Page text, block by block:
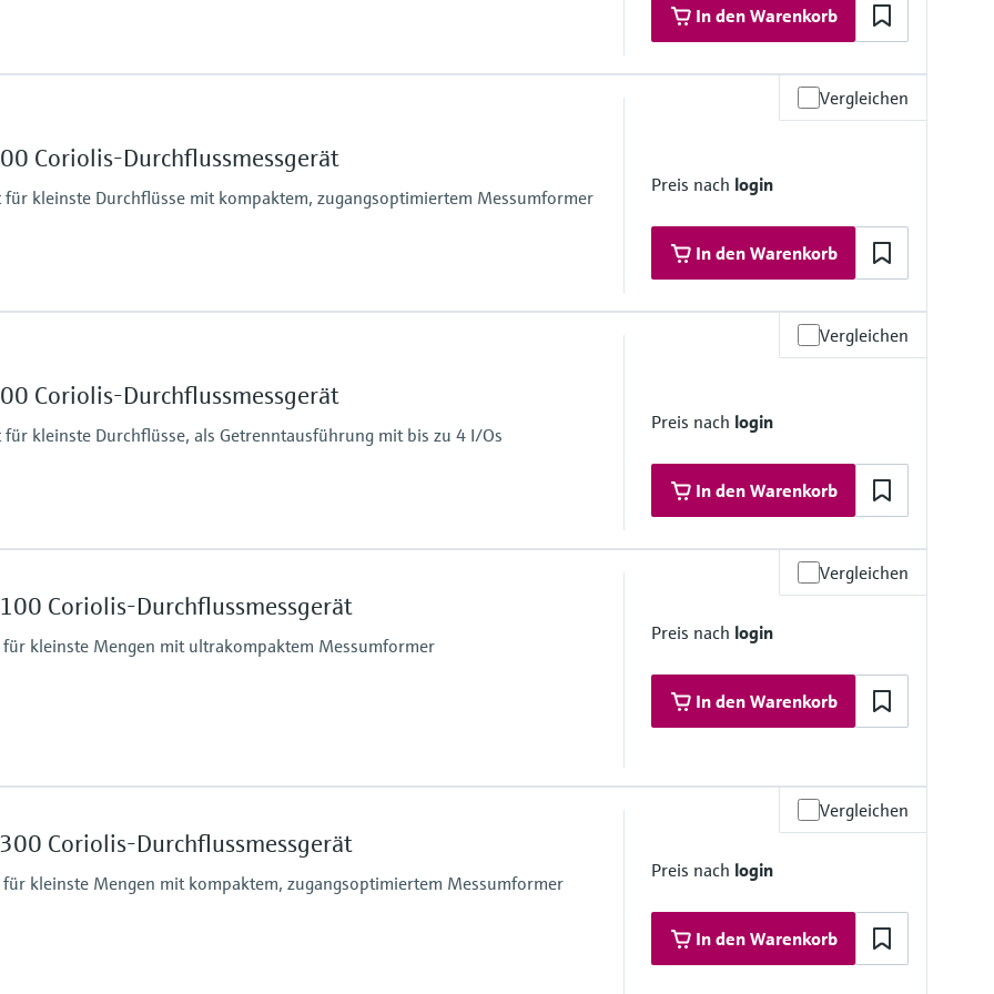
In den Warenkorb
Vergleichen
Coriolis-Durchflussmessgerät
für kleinste Durchflüsse mit kompaktem, zugangsoptimiertem Messumformer
Preis nach login
In den Warenkorb
Vergleichen
Coriolis-Durchflussmessgerät
kleinste Durchflüsse, als Getrenntausführung mit bis zu 4 I/Os
Preis nach login
In den Warenkorb
430.9 bar (6250 psi)
Messrohr: Rostfreier Stahl, 1.4435 (316/316L); Alloy C22
Vergleichen
Coriolis-Durchflussmessgerät
kleinste Mengen mit ultrakompaktem Messumformer
Preis nach login
In den Warenkorb
PN 40, Class 300, 10K, 400 bar (5800 psi)
Messrohr: 1.4539 (904L)
Vergleichen
Coriolis-Durchflussmessgerät
kleinste Mengen mit kompaktem, zugangsoptimiertem Messumformer
Preis nach login
In den Warenkorb